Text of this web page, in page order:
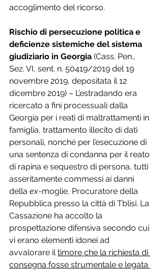
accoglimento del ricorso.
Rischio di persecuzione politica e
deficienze sistemiche del sistema
giudiziario in Georgia (Cass. Pen.,
Sez. VI, sent. n. 50419/2019 del 19
novembre 2019, depositata il 12
dicembre 2019) – L’estradando era
ricercato a fini processuali dalla
Georgia per i reati di maltrattamenti in
famiglia, trattamento illecito di dati
personali, nonché per l’esecuzione di
una sentenza di condanna per il reato
di rapina e sequestro di persona, tutti
asseritamente commessi ai danni
della ex-moglie, Procuratore della
Repubblica presso la città di Tblisi. La
Cassazione ha accolto la
prospettazione difensiva secondo cui
vi erano elementi idonei ad
avvalorare il timore che la richiesta di
consegna fosse strumentale e legata